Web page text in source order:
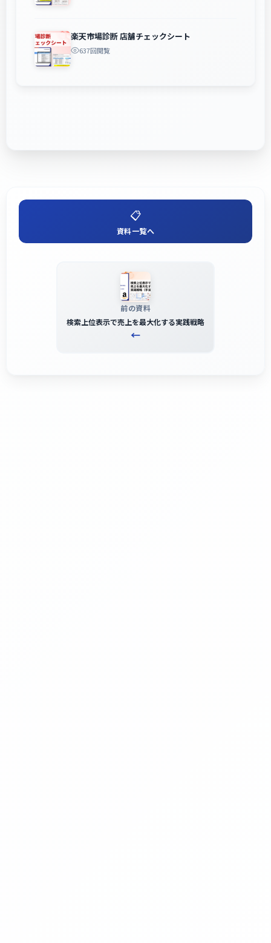
楽天市場診断 店舗チェックシート
637回閲覧
前の資料
検索上位表示で売上を最大化する実践戦略
←
📋
資料一覧へ